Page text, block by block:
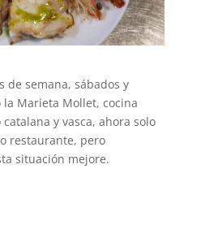
de semana, sábados y
Marieta Mollet, cocina
y vasca, ahora solo
restaurante, pero
situación mejore.